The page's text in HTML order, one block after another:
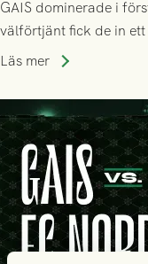
GAIS dominerade i
välförtjänt fick de in
halvtidsvilan sjönk
seger! Matchfoto:
Läs mer